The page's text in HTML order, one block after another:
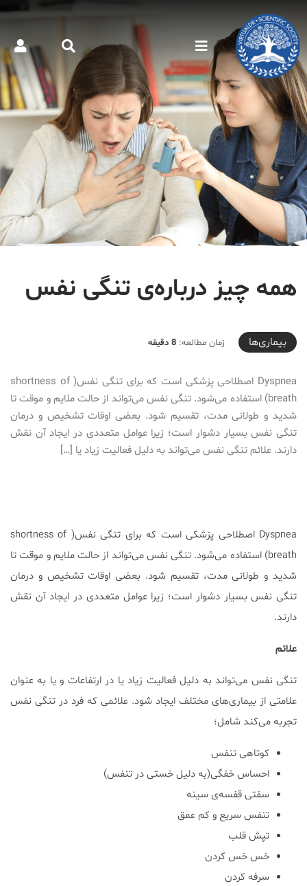
همه چیز درباره‌ی تنگی نفس
2019-10-11T22:19:13+03:30
بیماری‌ها زمان مطالعه: 8 دقیقه
Dyspnea اصطلاحی پزشکی است که برای تنگی نفس( shortness of
breath) استفاده می‌شود. تنگی نفس می‌تواند از حالت ملایم و موقت تا
شدید و طولانی مدت، تقسیم شود. بعضی اوقات تشخیص و درمان
تنگی نفس بسیار دشوار است؛ زیرا عوامل متعددی در ایجاد آن نقش
دارند. علائم تنگی نفس می‌تواند به دلیل فعالیت زیاد یا […]
Dyspnea اصطلاحی پزشکی است که برای تنگی نفس( shortness of
breath) استفاده می‌شود. تنگی نفس می‌تواند از حالت ملایم و موقت تا
شدید و طولانی مدت، تقسیم شود. بعضی اوقات تشخیص و درمان
تنگی نفس بسیار دشوار است؛ زیرا عوامل متعددی در ایجاد آن نقش
دارند.
علائم
تنگی نفس می‌تواند به دلیل فعالیت زیاد یا در ارتفاعات و یا به عنوان
علامتی از بیماری‌های مختلف ایجاد شود. علائمی که فرد در تنگی نفس
تجربه می‌کند شامل؛
کوتاهی تنفس
احساس خفگی(به دلیل خستی در تنفس)
سفتی قفسه‌ی سینه
تنفس سریع و کم عمق
تپش قلب
خس خس کردن
سرفه کردن